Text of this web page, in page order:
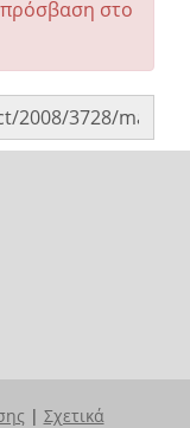
στο
| Σχετικά